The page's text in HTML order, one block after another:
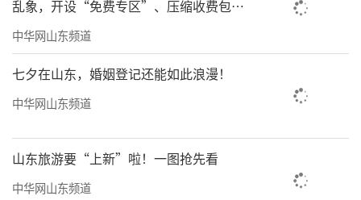
乱象，开设“免费专区”、压缩收费包比
例70%以上
中华网山东频道
七夕在山东，婚姻登记还能如此浪漫！
中华网山东频道
山东旅游要“上新”啦！一图抢先看
中华网山东频道